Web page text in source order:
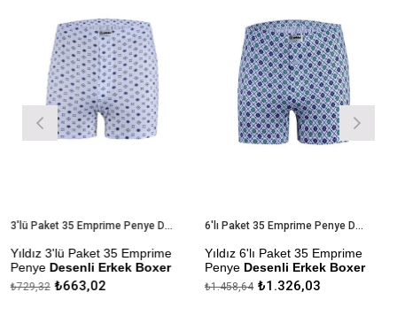
3'lü Paket 35 Emprime Penye Desenli Erkek Boxer
Yıldız 3'lü Paket 35 Emprime
Penye Desenli Erkek Boxer
Modal Kumaştan Üretilmiştir.
₺663,02
₺729,32
6'lı Paket 35 Emprime Penye Desenli Erkek Boxer
Yıldız 6'lı Paket 35 Emprime
Penye Desenli Erkek Boxer
Modal Kumaştan Üretilmiştir.
₺1.326,03
₺1.458,64